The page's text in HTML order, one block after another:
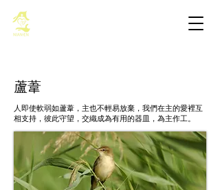
蘆葦
人即使軟弱如蘆葦，主也不輕易放棄，我們在主的愛裡互
相支持，彼此守望，交織成為有用的器皿，為主作工。